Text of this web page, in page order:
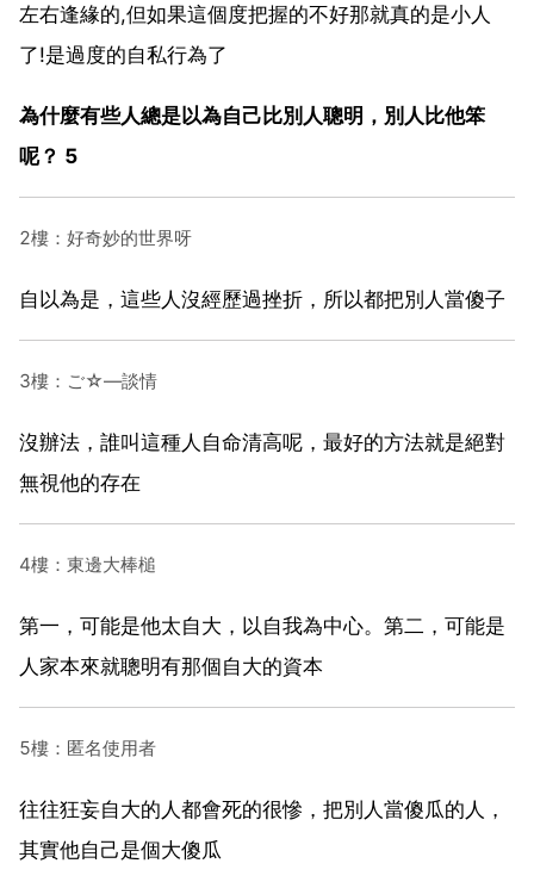
左右逢緣的,但如果這個度把握的不好那就真的是小人
了!是過度的自私行為了
為什麼有些人總是以為自己比別人聰明，別人比他笨
呢？ 5
2樓：好奇妙的世界呀
自以為是，這些人沒經歷過挫折，所以都把別人當傻子
3樓：ご☆—談情
沒辦法，誰叫這種人自命清高呢，最好的方法就是絕對
無視他的存在
4樓：東邊大棒槌
第一，可能是他太自大，以自我為中心。第二，可能是
人家本來就聰明有那個自大的資本
5樓：匿名使用者
往往狂妄自大的人都會死的很慘，把別人當傻瓜的人，
其實他自己是個大傻瓜